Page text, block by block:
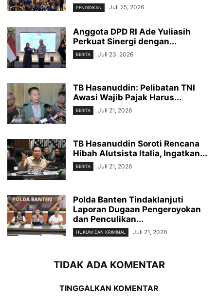
PENDIDIKAN Juli 25, 2026
Anggota DPD RI Ade Yuliasih
Perkuat Sinergi dengan...
BERITA Juli 23, 2026
TB Hasanuddin: Pelibatan TNI
Awasi Wajib Pajak Harus...
BERITA Juli 21, 2026
TB Hasanuddin Soroti Rencana
Hibah Alutsista Italia, Ingatkan...
BERITA Juli 21, 2026
Polda Banten Tindaklanjuti
Laporan Dugaan Pengeroyokan
dan Penculikan...
HUKUM DAN KRIMINAL Juli 21, 2026
TIDAK ADA KOMENTAR
TINGGALKAN KOMENTAR